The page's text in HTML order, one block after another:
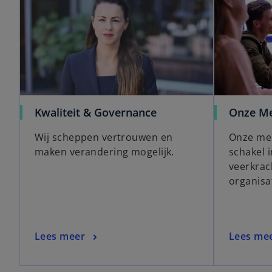
b
Kwaliteit & Governance
Wij scheppen vertrouwen en
maken verandering mogelijk.
Lees meer
Onze
Onze
schakel
Lees